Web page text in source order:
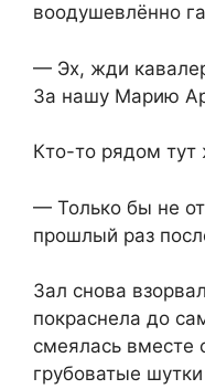
воодушевлённо
— Эх, жди
За нашу Марию
Кто-то рядом тут
— Только бы не
прошлый раз
Зал снова
покраснела до
смеялась вместе
грубоватые